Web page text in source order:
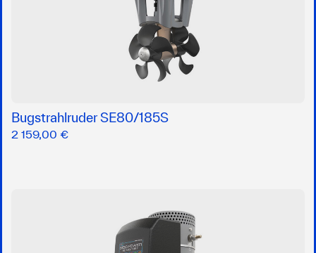
Bugstrahlruder SE80/185S
2 159,00 €